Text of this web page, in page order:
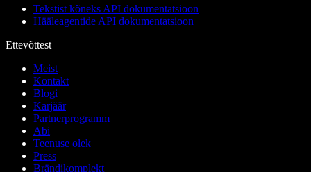
Tekstist kõneks API dokumentatsioon
Hääleagentide API dokumentatsioon
Ettevõttest
Meist
Kontakt
Blogi
Karjäär
Partnerprogramm
Abi
Teenuse olek
Press
Brändikomplekt